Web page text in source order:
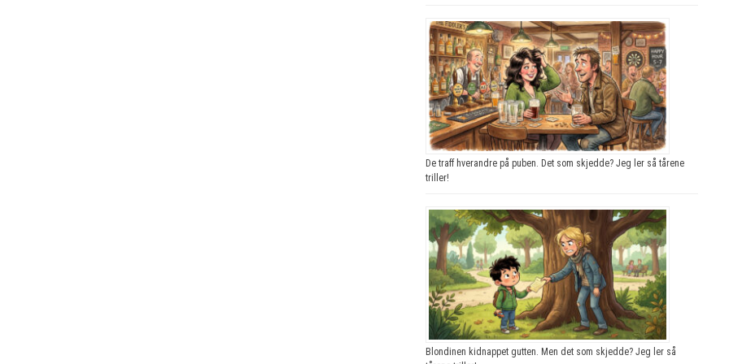
De traff hverandre på puben. Det som skjedde? Jeg ler så tårene
triller!
Blondinen kidnappet gutten. Men det som skjedde? Jeg ler så